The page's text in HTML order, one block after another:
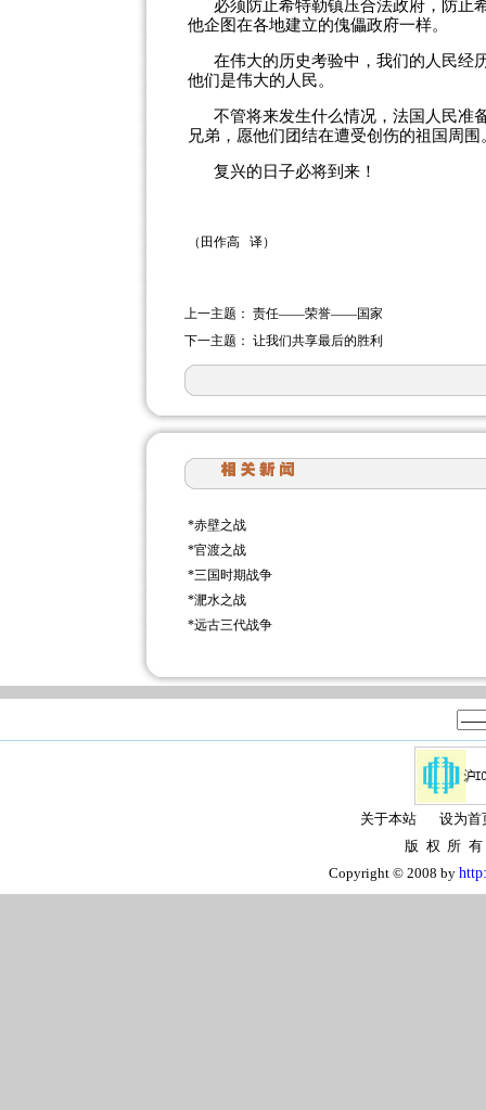
必须防止希特勒镇压合法政府，防止
他企图在各地建立的傀儡政府一样。
在伟大的历史考验中，我们的人民经
他们是伟大的人民。
不管将来发生什么情况，法国人民准
兄弟，愿他们团结在遭受创伤的祖国周围
复兴的日子必将到来！
（田作高 译）
上一主题： 责任——荣誉——国家
下一主题： 让我们共享最后的胜利
*赤壁之战
*官渡之战
*三国时期战争
*淝水之战
*远古三代战争